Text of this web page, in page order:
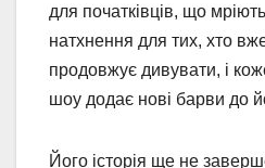
для початківців, що
натхнення для тих, хто
продовжує дивувати, і
шоу додає нові барви до
Його історія ще не